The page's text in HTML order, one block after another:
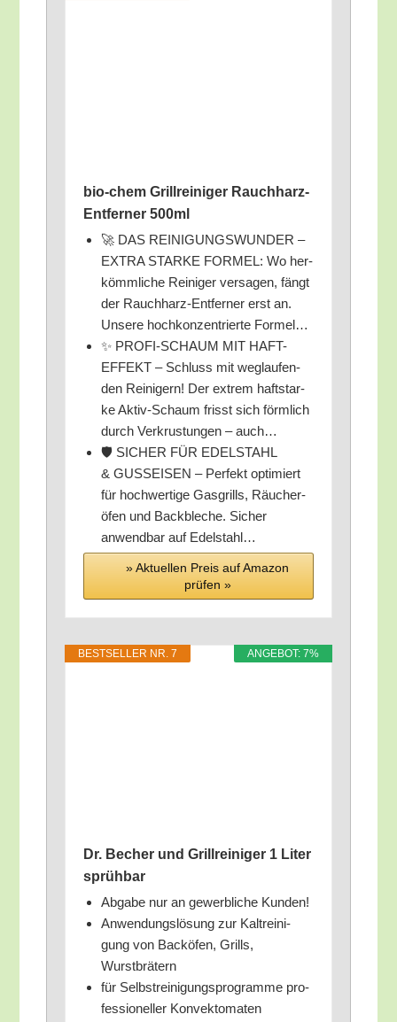
bio-chem Grill­rei­ni­ger Rauch­harz-
Ent­fer­ner 500ml
🚀 DAS REINIGUNGSWUNDER –
EXTRA STARKE FORMEL: Wo her­
kömm­li­che Rei­ni­ger ver­sa­gen, fängt
der Rauch­harz-Ent­fer­ner erst an.
Unse­re hoch­kon­zen­trier­te Formel…
✨ PROFI-SCHAUM MIT HAFT-
EFFEKT – Schluss mit weg­lau­fen­
den Rei­ni­gern! Der extrem haft­star­
ke Aktiv-Schaum frisst sich förm­lich
durch Ver­krus­tun­gen – auch…
🛡️ SICHER FÜR EDELSTAHL
& GUSSEISEN – Per­fekt opti­miert
für hoch­wer­ti­ge Gas­grills, Räu­cher­
öfen und Back­ble­che. Sicher
anwend­bar auf Edelstahl…
» Aktu­el­len Preis auf Ama­zon
prü­fen »
ANGE­BOT: 7%
BEST­SEL­LER NR. 7
Dr. Becher und Grill­rei­ni­ger 1 Liter
sprühbar
Abga­be nur an gewerb­li­che Kunden!
Anwen­dungs­lö­sung zur Kalt­rei­ni­
gung von Back­öfen, Grills,
Wurstbrätern
für Selbst­rei­ni­gungs­pro­gram­me pro­
fes­sio­nel­ler Konvektomaten